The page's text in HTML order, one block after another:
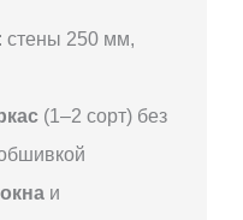
: стены 250 мм,
(1–2 сорт) без
и